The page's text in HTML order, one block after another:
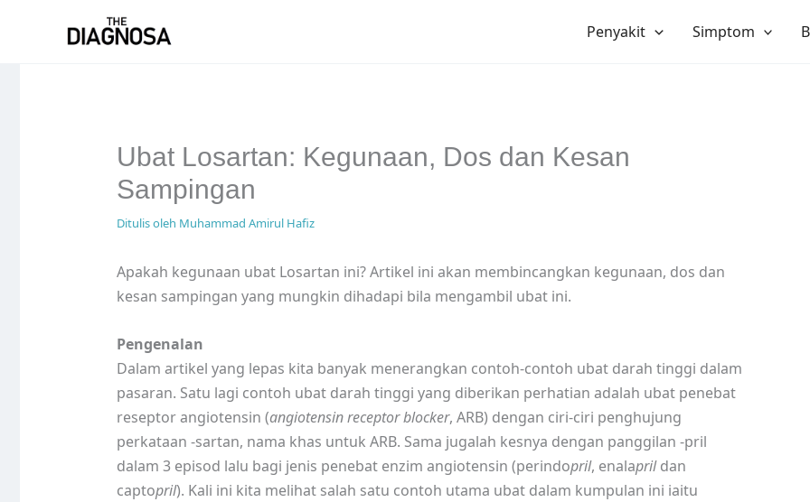
Penyakit Simptom
Ubat Losartan: Kegunaan, Dos dan Kesan
Sampingan
Ditulis oleh Muhammad Amirul Hafiz
Apakah kegunaan ubat Losartan ini? Artikel ini akan membincangkan kegunaan, dos dan
kesan sampingan yang mungkin dihadapi bila mengambil ubat ini.
Pengenalan
Dalam artikel yang lepas kita banyak menerangkan contoh-contoh ubat darah tinggi dalam
pasaran. Satu lagi contoh ubat darah tinggi yang diberikan perhatian adalah ubat penebat
reseptor angiotensin (angiotensin receptor blocker, ARB) dengan ciri-ciri penghujung
perkataan -sartan, nama khas untuk ARB. Sama jugalah kesnya dengan panggilan -pril
dalam 3 episod lalu bagi jenis penebat enzim angiotensin (perindopril, enalaprildan
captopril). Kali ini kita melihat salah satu contoh utama ubat dalam kumpulan ini iaitu